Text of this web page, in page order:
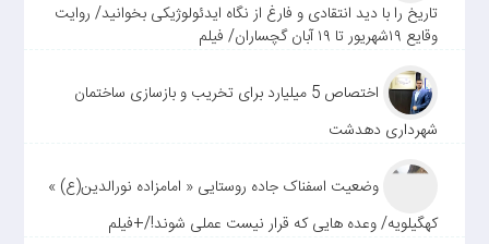
تاریخ را با دید انتقادی و فارغ از نگاه ایدئولوژیکی بخوانید/ روایت
وقایع ۱۹شهریور تا ۱۹ آبان گچساران/ فیلم
اختصاص 5 میلیارد برای تخریب و بازسازی ساختمان
شهرداری دهدشت
وضعیت اسفناک جاده روستایی « امامزاده نورالدین(ع) »
کهگیلویه/ وعده هایی که قرار نیست عملی شوند!/+فیلم